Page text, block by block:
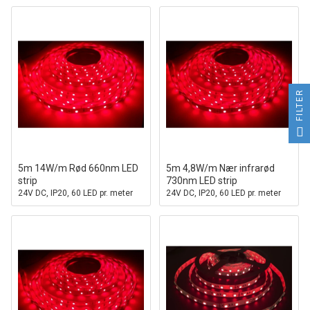
5m 14W/m Rød 660nm LED
strip
24V DC, IP20, 60 LED pr. meter
5m 4,8W/m Nær infrarød
730nm LED strip
24V DC, IP20, 60 LED pr. meter
FILTER